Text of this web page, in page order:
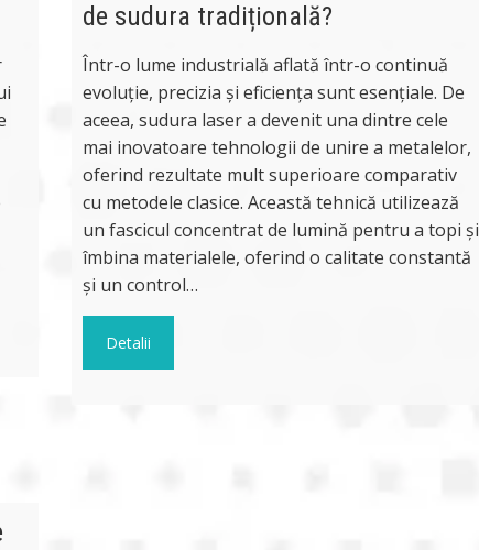
de sudura tradițională?
Într-o lume industrială aflată într-o continuă
evoluție, precizia și eficiența sunt esențiale. De
aceea, sudura laser a devenit una dintre cele
mai inovatoare tehnologii de unire a metalelor,
oferind rezultate mult superioare comparativ
cu metodele clasice. Această tehnică utilizează
un fascicul concentrat de lumină pentru a topi și
îmbina materialele, oferind o calitate constantă
și un control…
Detalii